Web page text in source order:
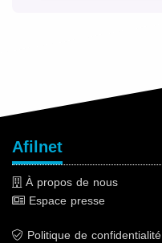
Afilnet
À propos de nous
Espace presse
Politique de confidentialité